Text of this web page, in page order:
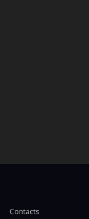
Contacts